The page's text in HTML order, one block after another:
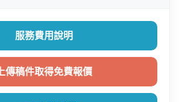
服務費用說明
上傳稿件取得免費報價